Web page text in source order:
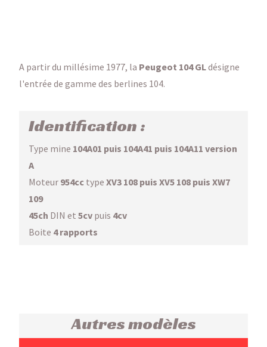
A partir du millésime 1977, la Peugeot 104 GLdésigne
l'entrée de gamme des berlines 104.
Identification :
Type mine 104A01 puis 104A41 puis 104A11 version
A
Moteur 954cc type XV3 108 puis XV5 108 puis XW7
109
45ch DIN et 5cv puis 4cv
Boite 4 rapports
Autres modèles